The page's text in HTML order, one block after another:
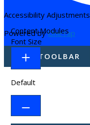
Accessibility Adjustments
Powered byOneTap
HIDE TOOLBAR
Content Modules
Font Size
Default